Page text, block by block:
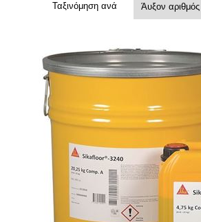
Ταξινόμηση ανά